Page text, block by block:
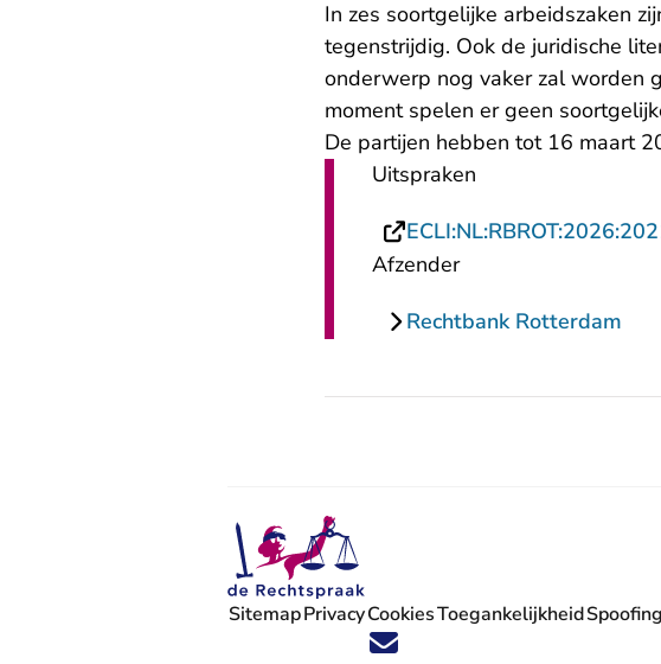
In zes soortgelijke arbeidszaken
tegenstrijdig. Ook de juridische
onderwerp nog vaker zal worden
moment spelen er geen
De partijen hebben tot 16 maart
Uitspraken
Afzender
Rechtbank Rotterdam
Volg ons op X (Twitter) - U verlaat Rechtspraak.nl
Volg ons op Facebook - U verlaat Rechtspraak.nl
Volg ons op Instagram - U verlaat
Volg ons op Youtube - U verlaat
Volg ons op LinkedIn - U verlaat
'Blijf op de hoogte' nieuwsbrief -
SitemapPrivacyCookiesToegankelijkheidSpoofing